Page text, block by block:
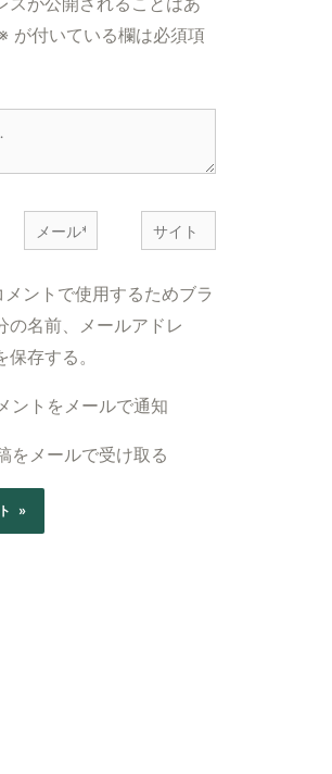
※ が付いている欄は必須項
ー
ル
*
サ
イ
ト
メントで使用するためブラ
の名前、メールアドレ
存する。
ントをメールで通知
をメールで受け取る